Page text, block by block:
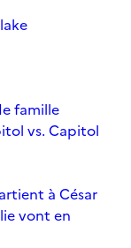
famille
vs. Capitol
à César
vont en